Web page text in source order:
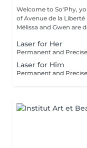
Welcome to So'Phy,
of Avenue de la Liberté in
Mélissa and Gwen are
Laser for Her
Laser for Him